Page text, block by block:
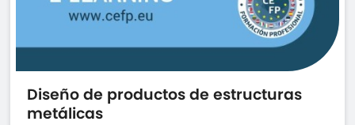
Diseño de productos de estructuras
metálicas